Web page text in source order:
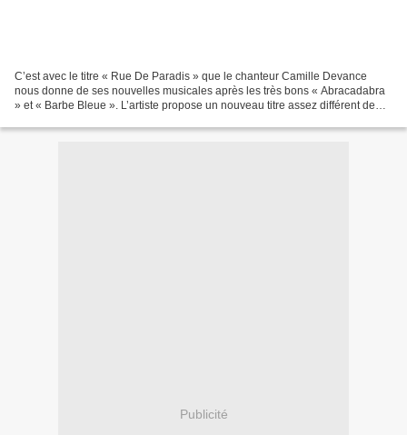
C’est avec le titre « Rue De Paradis » que le chanteur Camille Devance
nous donne de ses nouvelles musicales après les très bons « Abracadabra
» et « Barbe Bleue ». L’artiste propose un nouveau titre assez différent de
Publicité